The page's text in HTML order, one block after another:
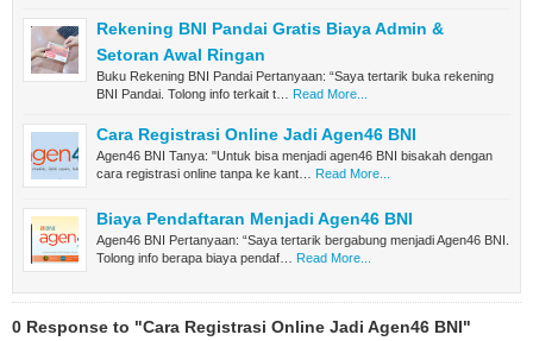
Rekening BNI Pandai Gratis Biaya Admin &
Setoran Awal Ringan
Buku Rekening BNI Pandai Pertanyaan: “Saya tertarik buka rekening
BNI Pandai. Tolong info terkait t…
Read More...
Cara Registrasi Online Jadi Agen46 BNI
Agen46 BNI Tanya: "Untuk bisa menjadi agen46 BNI bisakah dengan
cara registrasi online tanpa ke kant…
Read More...
Biaya Pendaftaran Menjadi Agen46 BNI
Agen46 BNI Pertanyaan: “Saya tertarik bergabung menjadi Agen46 BNI.
Tolong info berapa biaya pendaf…
Read More...
0 Response to "Cara Registrasi Online Jadi Agen46 BNI"